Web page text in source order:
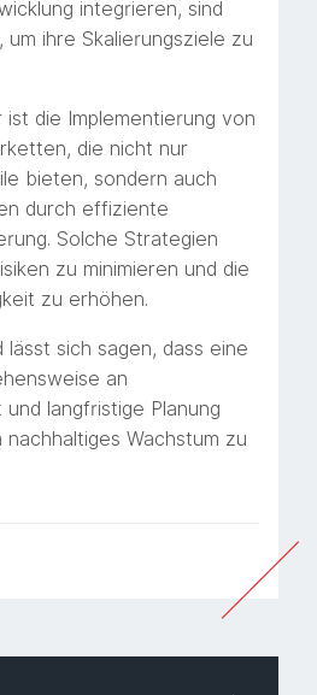
integrieren, sind
ihre Skalierungsziele zu
ist die Implementierung von
die nicht nur
bieten, sondern auch
durch effiziente
Solche Strategien
zu minimieren und die
zu erhöhen.
lässt sich sagen, dass eine
an
und langfristige Planung
nachhaltiges Wachstum zu